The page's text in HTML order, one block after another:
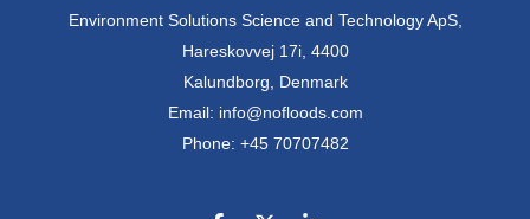
Environment Solutions Science and Technology ApS,
Hareskovvej 17i, 4400
Kalundborg, Denmark
Email: info@nofloods.com
Phone: +45 70707482